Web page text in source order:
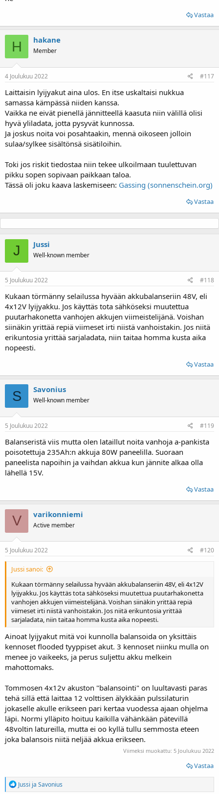
Vastaa
H hakane
Member
4 Joulukuu 2022 #117
Laittaisin lyijyakut aina ulos. En itse uskaltaisi nukkua
samassa kämpässä niiden kanssa.
Vaikka ne eivät pienellä jännitteellä kaasuta niin välillä olisi
hyvä yliladata, jotta pysyvät kunnossa.
Ja joskus noita voi posahtaakin, mennä oikoseen jolloin
sulaa/sylkee sisältönsä sisätiloihin.
Toki jos riskit tiedostaa niin tekee ulkoilmaan tuulettuvan
pikku sopen sopivaan paikkaan taloa.
Tässä oli joku kaava laskemiseen: Gassing (sonnenschein.org)
Vastaa
J Jussi
Well-known member
5 Joulukuu 2022 #118
Kukaan törmänny selailussa hyvään akkubalanseriin 48V, eli
4x12V lyijyakku. Jos käyttäs tota sähköseksi muutettua
puutarhakonetta vanhojen akkujen viimeistelijänä. Voishan
siinäkin yrittää repiä viimeset irti niistä vanhoistakin. Jos niitä
erikuntosia yrittää sarjaladata, niin taitaa homma kusta aika
nopeesti.
Vastaa
S Savonius
Well-known member
5 Joulukuu 2022 #119
Balanseristä viis mutta olen lataillut noita vanhoja a-pankista
poisotettuja 235Ah:n akkuja 80W paneelilla. Suoraan
paneelista napoihin ja vaihdan akkua kun jännite alkaa olla
lähellä 15V.
Vastaa
V varikonniemi
Active member
5 Joulukuu 2022 #120
Jussi sanoi:
Kukaan törmänny selailussa hyvään akkubalanseriin 48V, eli 4x12V
lyijyakku. Jos käyttäs tota sähköseksi muutettua puutarhakonetta
vanhojen akkujen viimeistelijänä. Voishan siinäkin yrittää repiä
viimeset irti niistä vanhoistakin. Jos niitä erikuntosia yrittää
sarjaladata, niin taitaa homma kusta aika nopeesti.
Ainoat lyijyakut mitä voi kunnolla balansoida on yksittäis
kennoset flooded tyyppiset akut. 3 kennoset niinku mulla on
menee jo vaikeeks, ja perus suljettu akku melkein
mahottomaks.
Tommosen 4x12v akuston "balansointi" on luultavasti paras
tehä sillä että laittaa 12 volttisen älykkään pulssilaturin
jokaselle akulle erikseen pari kertaa vuodessa ajaan ohjelma
läpi. Normi ylläpito hoituu kaikilla vähänkään pätevillä
48voltin latureilla, mutta ei oo kyllä tullu semmosta eteen
joka balansois niitä neljää akkua erikseen.
Viimeksi muokattu: 5 Joulukuu 2022
Vastaa
R
e
Jussi ja Savonius